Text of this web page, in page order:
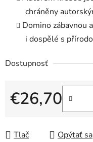
chráněny
Domino zábavnou
i dospělé s
Dostupnosť
€26,70
Jednotková cena:
Tlač Opýtať sa